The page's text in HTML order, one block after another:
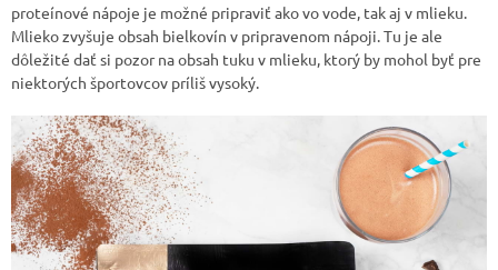
proteínové nápoje je možné pripraviť ako vo vode, tak aj v mlieku.
Mlieko zvyšuje obsah bielkovín v pripravenom nápoji. Tu je ale
dôležité dať si pozor na obsah tuku v mlieku, ktorý by mohol byť pre
niektorých športovcov príliš vysoký.